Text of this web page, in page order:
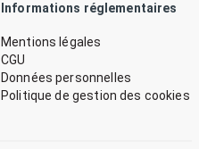
Informations réglementaires
Mentions légales
CGU
Données personnelles
Politique de gestion des cookies